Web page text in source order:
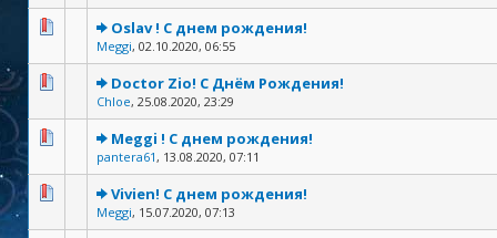
Oslav ! С днем рождения!
Meggi, 02.10.2020, 06:55
Doctor Zio! С Днём Рождения!
Chloe, 25.08.2020, 23:29
Meggi ! С днем рождения!
pantera61, 13.08.2020, 07:11
Vivien! С днем рождения!
Meggi, 15.07.2020, 07:13